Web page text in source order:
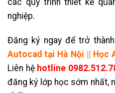
nghiệp.
Đăng ký ngay để trở
Autocad tại Hà Nội || Học
Liên hệ hotline
đăng ký lớp học sớm nhất,